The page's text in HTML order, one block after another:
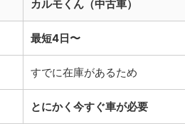
カルモくん（中古車）
最短4日〜
すでに在庫があるため
とにかく今すぐ車が必要